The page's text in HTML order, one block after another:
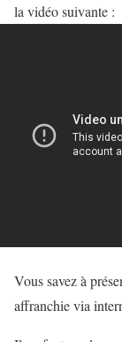
la vidéo suivante :
Vous savez à
affranchie via